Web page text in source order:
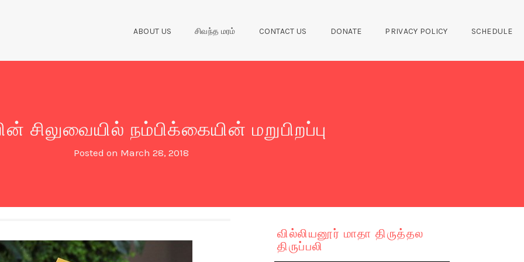
ABOUT US சிவந்த மரம் CONTACT US DONATE PRIVACY POLICY SCHEDULE
சிலுவையில் நம்பிக்கையின் மறுபிறப்பு
Posted on March 28, 2018
வில்லியனூர் மாதா திருத்தல
திருப்பலி